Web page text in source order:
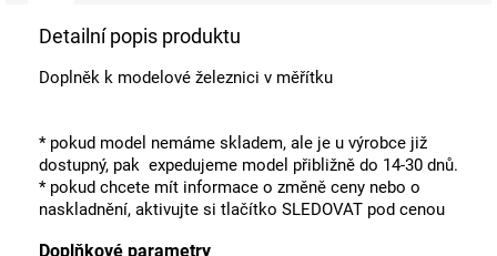
Detailní popis produktu
Doplněk k modelové železnici v měřítku
* pokud model nemáme skladem, ale je u výrobce již
dostupný, pak expedujeme model přibližně do 14-30 dnů.
* pokud chcete mít informace o změně ceny nebo o
naskladnění, aktivujte si tlačítko SLEDOVAT pod cenou
Doplňkové parametry